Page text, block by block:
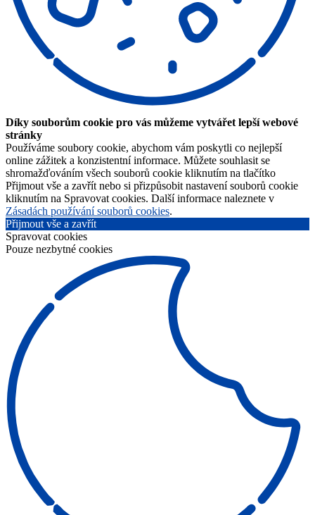
Díky souborům cookie pro vás můžeme vytvářet lepší webové
stránky
Používáme soubory cookie, abychom vám poskytli co nejlepší
online zážitek a konzistentní informace. Můžete souhlasit se
shromažďováním všech souborů cookie kliknutím na tlačítko
Přijmout vše a zavřít nebo si přizpůsobit nastavení souborů cookie
kliknutím na Spravovat cookies. Další informace naleznete v
Zásadách používání souborů cookies.
Přijmout vše a zavřít
Spravovat cookies
Pouze nezbytné cookies